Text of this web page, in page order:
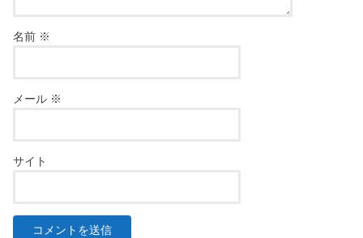
名前 ※
メール ※
サイト